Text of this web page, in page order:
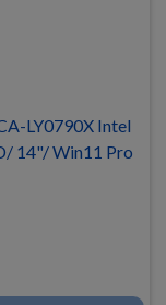
LY0790X Intel
14"/ Win11 Pro